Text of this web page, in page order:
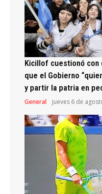
Kicillof cuestionó con
que el Gobierno
y partir la patria en
General jueves 6 de